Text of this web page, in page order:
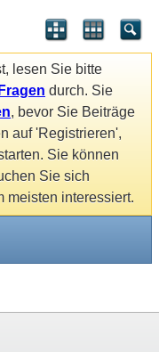
lesen Sie bitte
durch. Sie
, bevor Sie Beiträge
auf 'Registrieren',
Sie können
Sie sich
meisten interessiert.